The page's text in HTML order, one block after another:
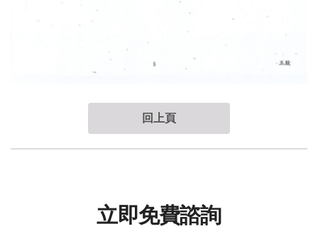
回上頁
立即免費諮詢